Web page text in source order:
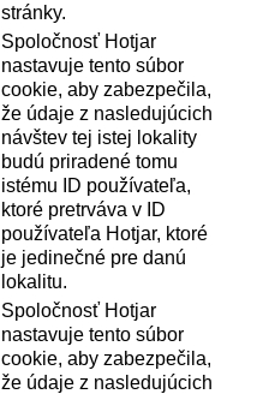
stránky.
Spoločnosť Hotjar
nastavuje tento súbor
cookie, aby zabezpečila,
že údaje z nasledujúcich
návštev tej istej lokality
budú priradené tomu
istému ID používateľa,
ktoré pretrváva v ID
používateľa Hotjar, ktoré
je jedinečné pre danú
lokalitu.
Spoločnosť Hotjar
nastavuje tento súbor
cookie, aby zabezpečila,
že údaje z nasledujúcich